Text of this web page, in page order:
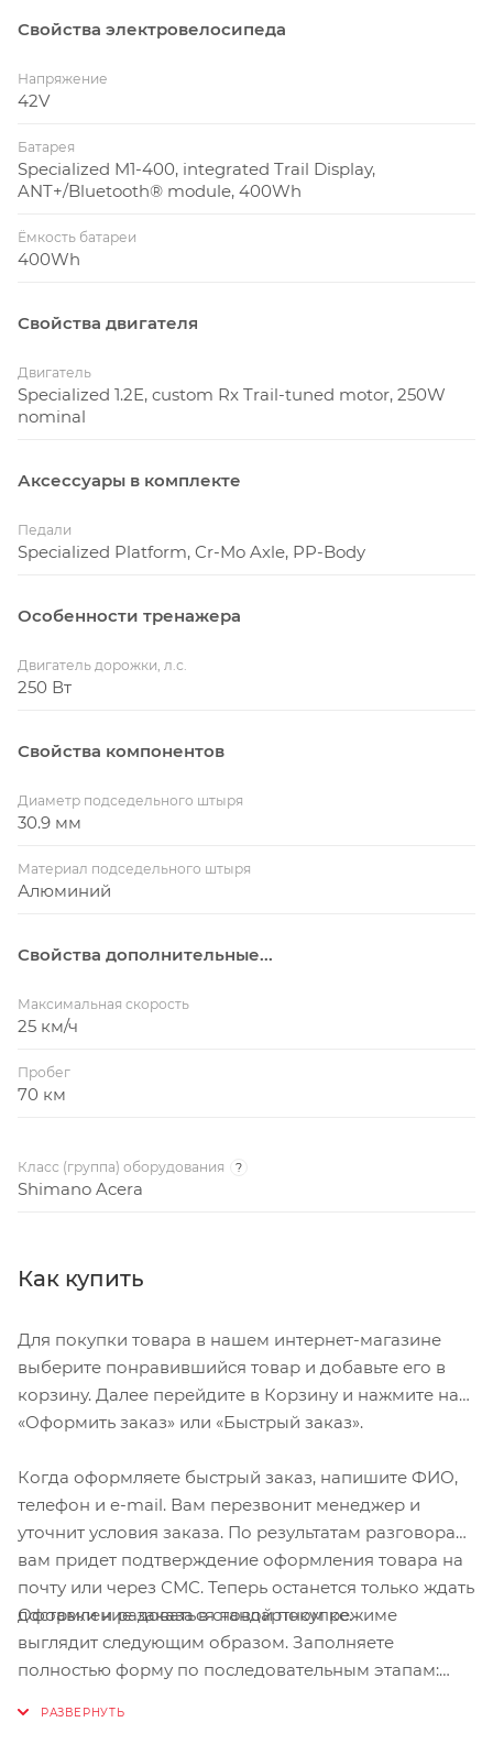
Свойства электровелосипеда
Напряжение
42V
Батарея
Specialized M1-400, integrated Trail Display,
ANT+/Bluetooth® module, 400Wh
Ёмкость батареи
400Wh
Свойства двигателя
Двигатель
Specialized 1.2E, custom Rx Trail-tuned motor, 250W
nominal
Аксессуары в комплекте
Педали
Specialized Platform, Cr-Mo Axle, PP-Body
Особенности тренажера
Двигатель дорожки, л.с.
250 Вт
Свойства компонентов
Диаметр подседельного штыря
30.9 мм
Материал подседельного штыря
Алюминий
Свойства дополнительные...
Максимальная скорость
25 км/ч
Пробег
70 км
Класс (группа) оборудования ?
Shimano Acera
Как купить
Для покупки товара в нашем интернет-магазине
выберите понравившийся товар и добавьте его в
корзину. Далее перейдите в Корзину и нажмите на
«Оформить заказ» или «Быстрый заказ».
Когда оформляете быстрый заказ, напишите ФИО,
телефон и e-mail. Вам перезвонит менеджер и
уточнит условия заказа. По результатам разговора
вам придет подтверждение оформления товара на
почту или через СМС. Теперь останется только ждать
доставки и радоваться новой покупке.
Оформление заказа в стандартном режиме
выглядит следующим образом. Заполняете
полностью форму по последовательным этапам: